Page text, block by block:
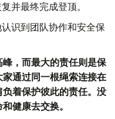
并最终完成登顶。
识到团队协作和安全保
，而最大的责任则是保
通过同一根绳索连接在
着保护彼此的责任。没
健康去交换。